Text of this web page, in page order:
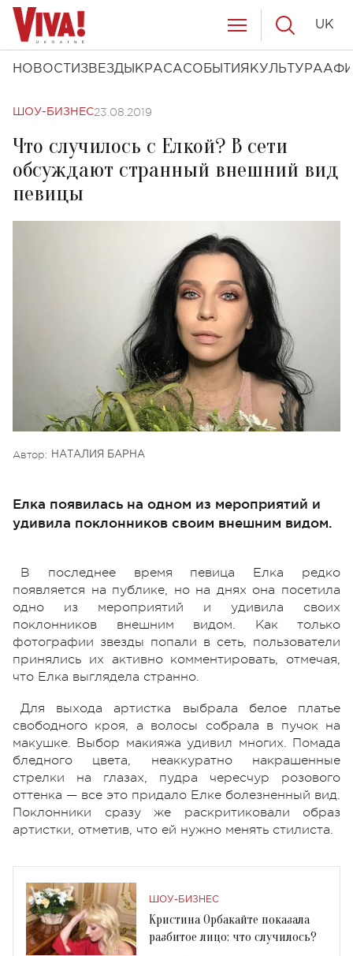
НОВОСТИ ЗВЕЗДЫ КРАСАСОБЫТИЯ КУЛЬТУРА
UK
ШОУ-БИЗНЕС23.08.2019
Что случилось с Елкой? В сети
обсуждают странный внешний вид
певицы
Автор: НАТАЛИЯ БАРНА
Елка появилась на одном из мероприятий и
удивила поклонников своим внешним видом.
В последнее время певица Елка редко
появляется на публике, но на днях она посетила
одно из мероприятий и удивила своих
поклонников внешним видом. Как только
фотографии звезды попали в сеть, пользователи
принялись их активно комментировать, отмечая,
что Елка выглядела странно.
Для выхода артистка выбрала белое платье
свободного кроя, а волосы собрала в пучок на
макушке. Выбор макияжа удивил многих. Помада
бледного цвета, неаккуратно накрашенные
стрелки на глазах, пудра чересчур розового
оттенка — все это придало Елке болезненный вид.
Поклонники сразу же раскритиковали образ
артистки, отметив, что ей нужно менять стилиста.
ШОУ-БИЗНЕС
Кристина Орбакайте показала
разбитое лицо: что случилось?